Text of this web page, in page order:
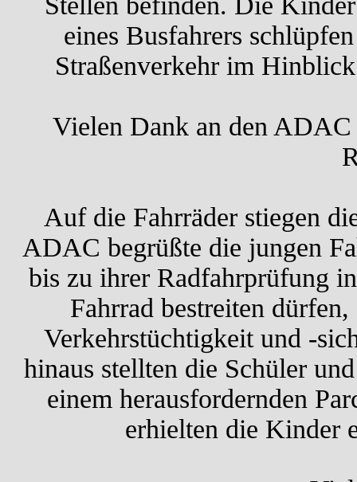
eines Busfahrers
Straßenverkehr im
Vielen Dank an den ADAC
Auf die Fahrräder stiegen
ADAC begrüßte die jungen
bis zu ihrer Radfahrprüfung
Fahrrad bestreiten
Verkehrstüchtigkeit und -
hinaus stellten die Schüler
einem herausfordernden
erhielten die Kinder